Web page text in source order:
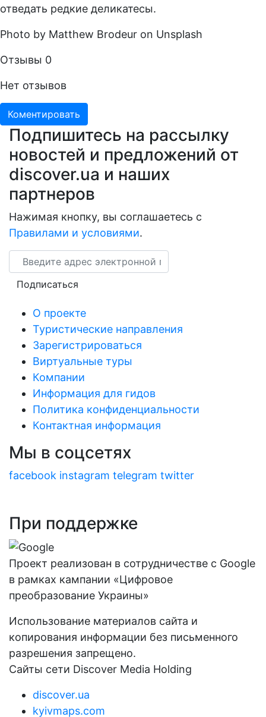
отведать редкие деликатесы.
Photo by Matthew Brodeur on Unsplash
Отзывы 0
Нет отзывов
Коментировать
Подпишитесь на рассылку
новостей и предложений от
discover.ua и наших
партнеров
Нажимая кнопку, вы соглашаетесь с
Правилами и условиями.
Email
Подписаться
О проекте
Туристические направления
Зарегистрироваться
Виртуальные туры
Компании
Информация для гидов
Политика конфиденциальности
Контактная информация
Мы в соцсетях
facebook instagram telegram twitter
При поддержке
Проект реализован в сотрудничестве с Google
в рамках кампании «Цифровое
преобразование Украины»
Использование материалов сайта и
копирования информации без письменного
разрешения запрещено.
Сайты сети Discover Media Holding
discover.ua
kyivmaps.com